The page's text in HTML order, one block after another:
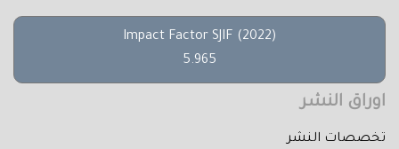
Impact Factor SJIF (2022)
5.965
اوراق النشر
تخصصات النشر